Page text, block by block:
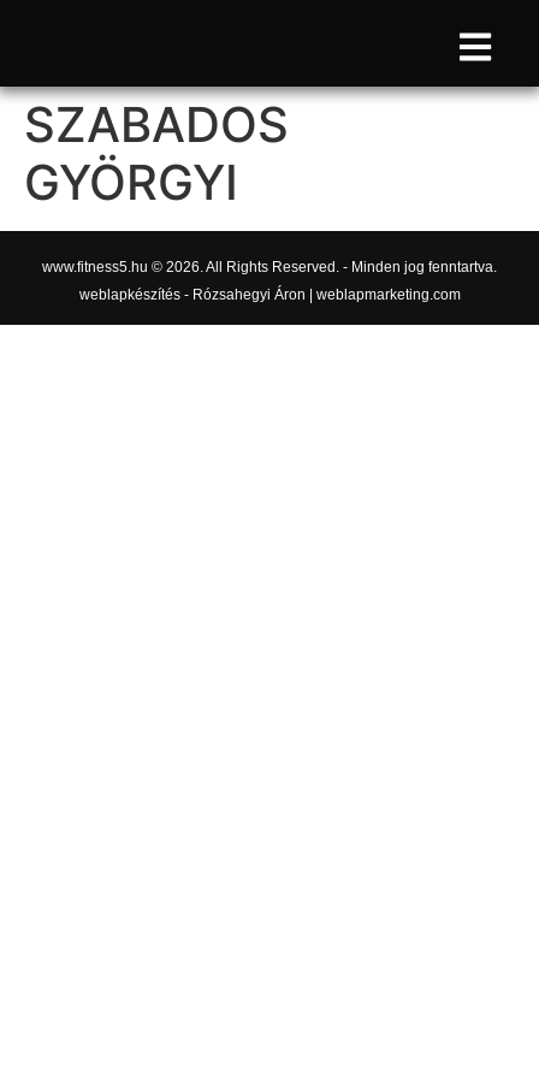
SZABADOS
GYÖRGYI
www.fitness5.hu © 2026. All Rights Reserved. - Minden jog fenntartva.
weblapkészítés - Rózsahegyi Áron | weblapmarketing.com